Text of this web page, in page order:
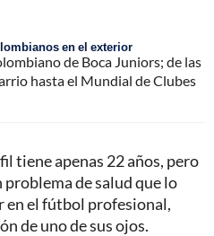
en el exterior
de Boca Juniors; de las
hasta el Mundial de Clubes
tiene apenas 22 años, pero
problema de salud que lo
en el fútbol profesional,
de uno de sus ojos.